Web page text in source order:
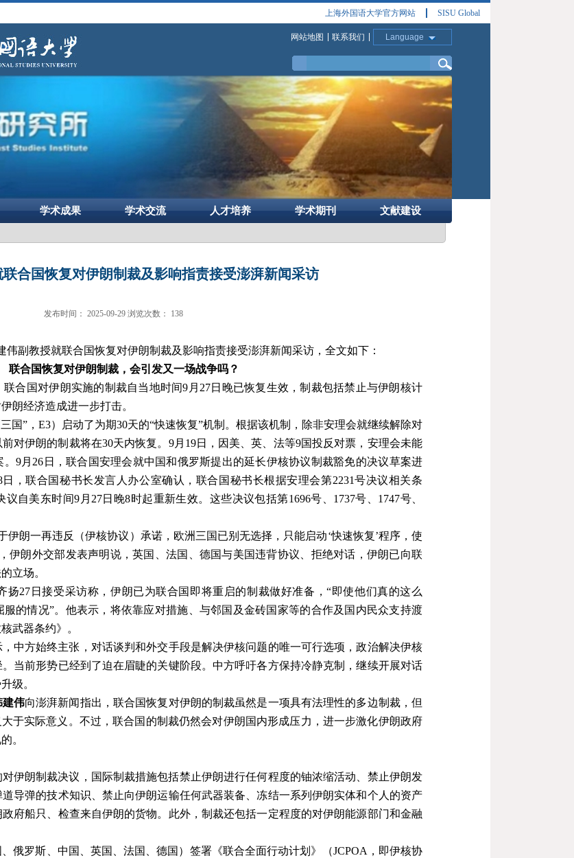
上海外国语大学官方网站 SISU Global
网站地图 联系我们 Language
学术成果 学术交流 人才培养 学术期刊 文献建设
合国恢复对伊朗制裁及影响指责接受澎湃新闻采访
发布时间： 2025-09-29 浏览次数： 138
伟副教授就联合国恢复对伊朗制裁及影响指责接受澎湃新闻采访，全文如下：
联合国恢复对伊朗制裁，会引发又一场战争吗？
合国对伊朗实施的制裁自当地时间9 月 27日晚已恢复生效，制裁包括禁止与伊朗核计
朗经济造成进一步打击。
国” ， E3）启动了为期30天的“快速恢复”机制。根据该机制，除非安理会就继续解除对
前对伊朗的制裁将在30天内恢复。 9月 19日，因美、英、法等9国投反对票，安理会未能
9月 26 日，联合国安理会就中国和俄罗斯提出的延长伊核协议制裁豁免的决议草案进
日，联合国秘书长发言人办公室确认，联合国秘书长根据安理会第2231号决议相关条
议自美东时间9 月 27日晚8时起重新生效。这些决议包括第1696号、 1737号、 1747号、
伊朗一再违反（伊核协议）承诺，欧洲三国已别无选择，只能启动‘快速恢复’程序，使
伊朗外交部发表声明说，英国、法国、德国与美国违背协议、拒绝对话，伊朗已向联
立场。
扬27 日接受采访称，伊朗已为联合国即将重启的制裁做好准备，“即使他们真的这么
服的情况”。他表示，将依靠应对措施、与邻国及金砖国家等的合作及国内民众支持渡
武器条约》。
，中方始终主张，对话谈判和外交手段是解决伊核问题的唯一可行选项，政治解决伊核
当前形势已经到了迫在眉睫的关键阶段。中方呼吁各方保持冷静克制，继续开展对话
级。
建伟向澎湃新闻指出，联合国恢复对伊朗的制裁虽然是一项具有法理性的多边制裁，但
于实际意义。不过，联合国的制裁仍然会对伊朗国内形成压力，进一步激化伊朗政府
。
伊朗制裁决议，国际制裁措施包括禁止伊朗进行任何程度的铀浓缩活动、禁止伊朗发
导弹的技术知识、禁止向伊朗运输任何武器装备、冻结一系列伊朗实体和个人的资产
府船只、检查来自伊朗的货物。此外，制裁还包括一定程度的对伊朗能源部门和金融
俄罗斯、中国、英国、法国、德国）签署《联合全面行动计划》（JCPOA ，即伊核协